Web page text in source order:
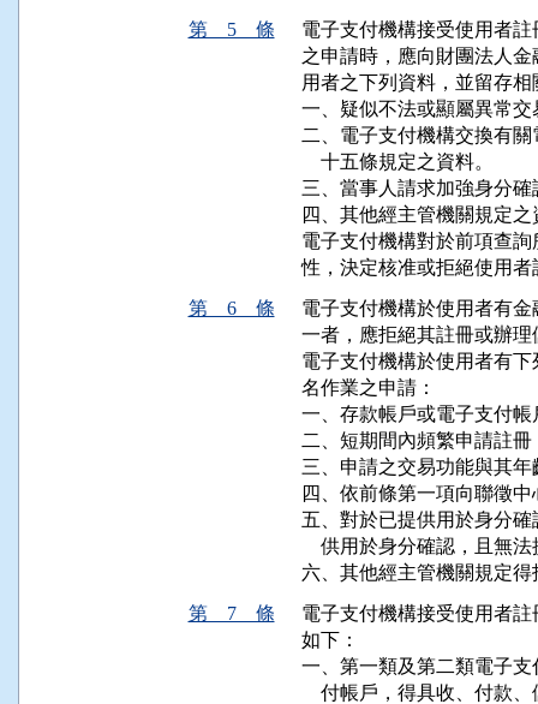
第 5 條
電子支付機構接受使用者
之申請時，應向財團法人
用者之下列資料，並留存
一、疑似不法或顯屬異常
二、電子支付機構交換有
    十五條規定之資料。
三、當事人請求加強身分
四、其他經主管機關規定之
電子支付機構對於前項查
性，決定核准或拒絕使用者
第 6 條
電子支付機構於使用者有
一者，應拒絕其註冊或辦
電子支付機構於使用者有
名作業之申請：
一、存款帳戶或電子支付
二、短期間內頻繁申請註
三、申請之交易功能與其
四、依前條第一項向聯徵
五、對於已提供用於身分
供用於身分確認，且無
六、其他經主管機關規定
第 7 條
電子支付機構接受使用者
如下：
一、第一類及第二類電子
付帳戶，得具收、付款